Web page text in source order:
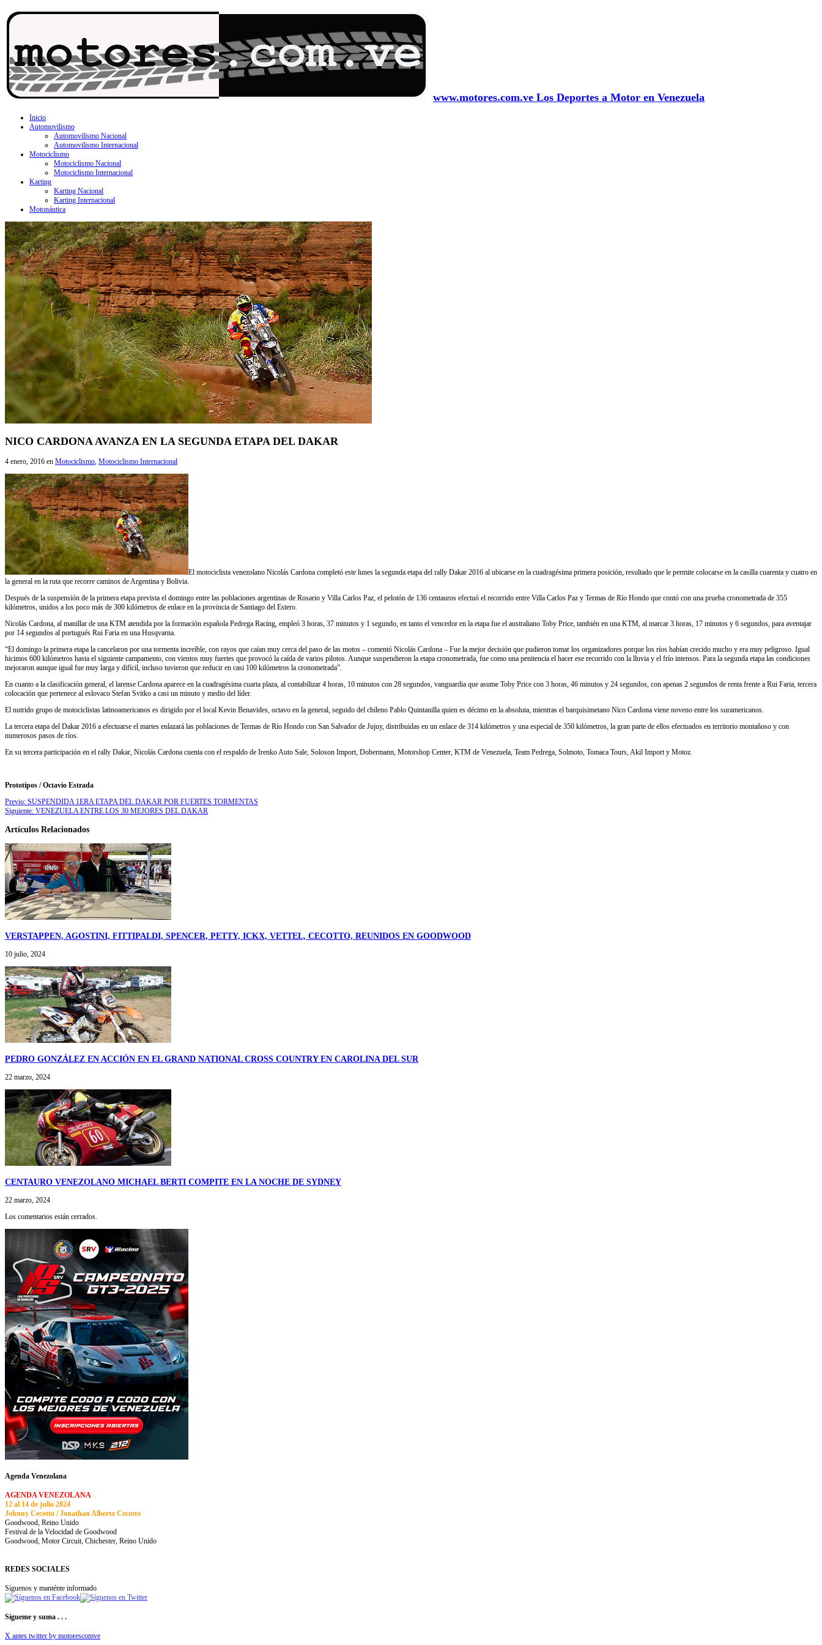
www.motores.com.ve Los Deportes a Motor en Venezuela
Inicio
Automovilismo
Automovilismo Nacional
Automovilismo Internacional
Motociclismo
Motociclismo Nacional
Motociclismo Internacional
Karting
Karting Nacional
Karting Internacional
Motonáutica
NICO CARDONA AVANZA EN LA SEGUNDA ETAPA DEL DAKAR
4 enero, 2016 en Motociclismo Motociclismo Internacional
El motociclista venezolano Nicolás Cardona completó este lunes la segunda etapa del rally Dakar 2016 al ubicarse en la cuadragésima primera posición, resultado que le permite colocarse en la casilla cuarenta y cuatro en
la general en la ruta que recorre caminos de Argentina y Bolivia.
Después de la suspensión de la primera etapa prevista el domingo entre las poblaciones argentinas de Rosario y Villa Carlos Paz, el pelotón de 136 centauros efectuó el recorrido entre Villa Carlos Paz y Termas de Río Hondo que contó con una prueba cronometrada de 355
kilómetros, unidos a los poco más de 300 kilómetros de enlace en la provincia de Santiago del Estero.
Nicolás Cardona, al manillar de una KTM atendida por la formación española Pedrega Racing, empleó 3 horas, 37 minutos y 1 segundo, en tanto el vencedor en la etapa fue el australiano Toby Price, también en una KTM, al marcar 3 horas, 17 minutos y 6 segundos, para aventajar
por 14 segundos al portugués Rui Faria en una Husqvarna.
“El domingo la primera etapa la cancelaron por una tormenta increíble, con rayos que caían muy cerca del paso de las motos – comentó Nicolás Cardona – Fue la mejor decisión que pudieron tomar los organizadores porque los ríos habían crecido mucho y era muy peligroso. Igual
hicimos 600 kilómetros hasta el siguiente campamento, con vientos muy fuertes que provocó la caída de varios pilotos. Aunque suspendieron la etapa cronometrada, fue como una penitencia el hacer ese recorrido con la lluvia y el frío intensos. Para la segunda etapa las condiciones
mejoraron aunque igual fue muy larga y difícil, incluso tuvieron que reducir en casi 100 kilómetros la cronometrada”.
En cuanto a la clasificación general, el larense Cardona aparece en la cuadragésima cuarta plaza, al contabilizar 4 horas, 10 minutos con 28 segundos, vanguardia que asume Toby Price con 3 horas, 46 minutos y 24 segundos, con apenas 2 segundos de renta frente a Rui Faria, tercera
colocación que pertenece al eslovaco Stefan Svitko a casi un minuto y medio del líder.
El nutrido grupo de motociclistas latinoamericanos es dirigido por el local Kevin Benavides, octavo en la general, seguido del chileno Pablo Quintanilla quien es décimo en la absoluta, mientras el barquisimetano Nico Cardona viene noveno entre los suramericanos.
La tercera etapa del Dakar 2016 a efectuarse el martes enlazará las poblaciones de Termas de Río Hondo con San Salvador de Jujuy, distribuidas en un enlace de 314 kilómetros y una especial de 350 kilómetros, la gran parte de ellos efectuados en territorio montañoso y con
numerosos pasos de ríos.
En su tercera participación en el rally Dakar, Nicolás Cardona cuenta con el respaldo de Irenko Auto Sale, Soloson Import, Dobermann, Motorshop Center, KTM de Venezuela, Team Pedrega, Solmoto, Tomaca Tours, Akil Import y Motoz.
Prototipos / Octavio Estrada
Previo: SUSPENDIDA 1ERA ETAPA DEL DAKAR POR FUERTES TORMENTAS
Siguiente: VENEZUELA ENTRE LOS 30 MEJORES DEL DAKAR
Artículos Relacionados
VERSTAPPEN, AGOSTINI, FITTIPALDI, SPENCER, PETTY, ICKX, VETTEL, CECOTTO, REUNIDOS EN GOODWOOD
10 julio, 2024
PEDRO GONZÁLEZ EN ACCIÓN EN EL GRAND NATIONAL CROSS COUNTRY EN CAROLINA DEL SUR
22 marzo, 2024
CENTAURO VENEZOLANO MICHAEL BERTI COMPITE EN LA NOCHE DE SYDNEY
22 marzo, 2024
Los comentarios están cerrados.
Agenda Venezolana
AGENDA VENEZOLANA
12 al 14 de julio 2024
Johnny Cecotto / Jonathan Alberto Cecotto
Goodwood, Reino Unido
Festival de la Velocidad de Goodwood
Goodwood, Motor Circuit, Chichester, Reino Unido
REDES SOCIALES
Síguenos y manténte informado
Sígueme y suma . . .
X antes twitter by motorescomve